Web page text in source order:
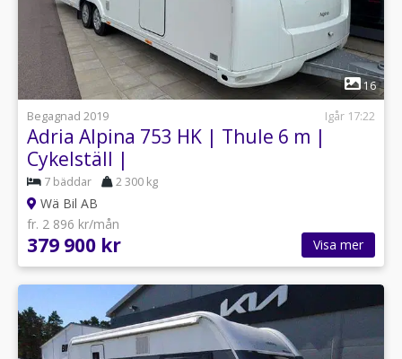
1
16
Begagnad 2019
Igår 17:22
Adria Alpina 753 HK | Thule 6 m |
Cykelställ |
7 bäddar 2 300 kg
Wä Bil AB
fr. 2 896 kr/mån
379 900 kr Visa mer